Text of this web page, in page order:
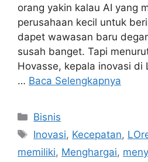
orang yakin kalau AI yang
perusahaan kecil untuk
dapet wawasan baru
susah banget. Tapi
Hovasse, kepala inovasi di
… Baca Selengkapnya
Kategori
Bisnis
Tag
Inovasi, Kecepatan,
memiliki, Menghargai,